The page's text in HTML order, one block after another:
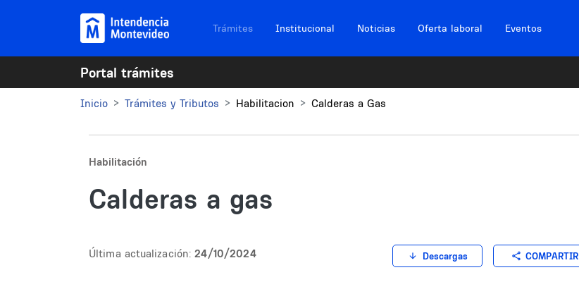
Navegación sitios
Trámites Institucional Noticias Oferta laboral Eventos
Portal trámites
Inicio Trámites y Tributos Habilitacion Calderas a Gas
Habilitación
Calderas a gas
Última actualización: 24/10/2024 COMPARTIR
Descargas